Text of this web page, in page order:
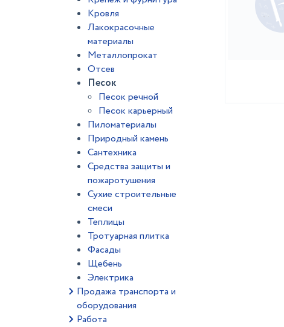
Кровля
Лакокрасочные
материалы
Металлопрокат
Отсев
Песок
Песок речной
Песок карьерный
Пиломатериалы
Природный камень
Сантехника
Средства защиты и
пожаротушения
Сухие строительные
смеси
Теплицы
Тротуарная плитка
Фасады
Щебень
Электрика
Продажа транспорта и
оборудования
Работа